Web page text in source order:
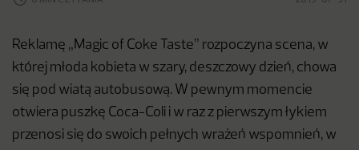
Reklamę „Magic of Coke Taste” rozpoczyna scena, w
której młoda kobieta w szary, deszczowy dzień, chowa
się pod wiatą autobusową. W pewnym momencie
otwiera puszkę Coca-Coli i w raz z pierwszym łykiem
przenosi się do swoich pełnych wrażeń wspomnień, w